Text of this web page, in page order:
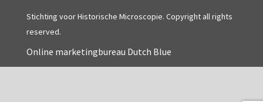
Meopta, ‘veld’microscoop (1965-1980)
Stichting voor Historische Microscopie. Copyright all rights
reserved.
Online marketingbureau Dutch Blue